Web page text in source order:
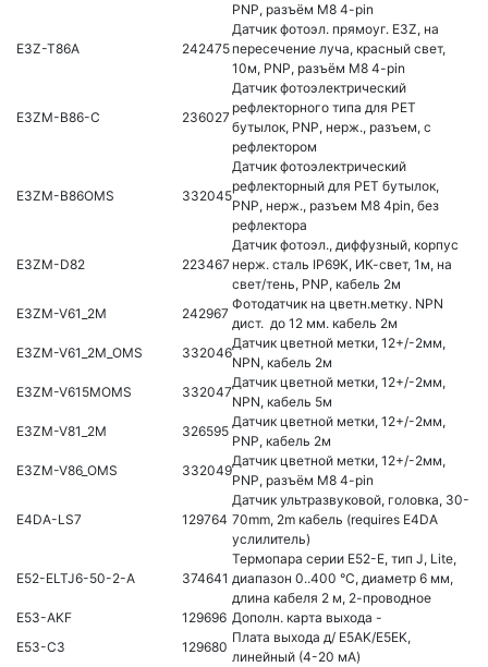
PNP, разъём M8 4-pin
E3Z-T86A 242475
Датчик фотоэл. прямоуг. E3Z, на
пересечение луча, красный свет,
10м, PNP, разъём M8 4-pin
E3ZM-B86-C 236027
Датчик фотоэлектрический
рефлекторного типа для РЕТ
бутылок, PNP, нерж., разъем, с
рефлектором
E3ZM-B86OMS 332045
Датчик фотоэлектрический
рефлекторный для РЕТ бутылок,
PNP, нерж., разъем M8 4pin, без
рефлектора
E3ZM-D82 223467
Датчик фотоэл., диффузный, корпус
нерж. сталь IP69K, ИК-свет, 1м, на
свет/тень, PNP, кабель 2м
E3ZM-V61_2M
242967
Фотодатчик на цветн.метку. NPN
дист. до 12 мм. кабель 2м
E3ZM-V61_2M_OMS
332046
Датчик цветной метки, 12+/-2мм,
NPN, кабель 2м
E3ZM-V615MOMS
332047
Датчик цветной метки, 12+/-2мм,
NPN, кабель 5м
E3ZM-V81_2M
326595
Датчик цветной метки, 12+/-2мм,
PNP, кабель 2м
E3ZM-V86_OMS
332049
Датчик цветной метки, 12+/-2мм,
PNP, разъём M8 4-pin
E4DA-LS7 129764
Датчик ультразвуковой, головка, 30-
70mm, 2m кабель (requires E4DA
услилитель)
E52-ELTJ6-50-2-A 374641
Термопара серии E52-E, тип J, Lite,
диапазон 0..400 °C, диаметр 6 мм,
длина кабеля 2 м, 2-проводное
E53-AKF
129696 Дополн. карта выхода -
E53-C3
129680
Плата выхода д/ E5AK/E5EK,
линейный (4-20 мA)